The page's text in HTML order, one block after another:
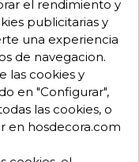
la superficie del
y duradero.
Peladoras:
el rendimiento y
publicitarias y
una experiencia
de navegacion.
las cookies y
en "Configurar",
las cookies, o
en hosdecora.com